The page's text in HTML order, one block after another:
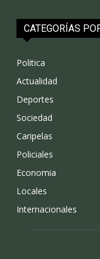
CATEGORÍAS
Politica
Actualidad
Deportes
Sociedad
Caripelas
Policiales
Economia
Locales
Internacionales